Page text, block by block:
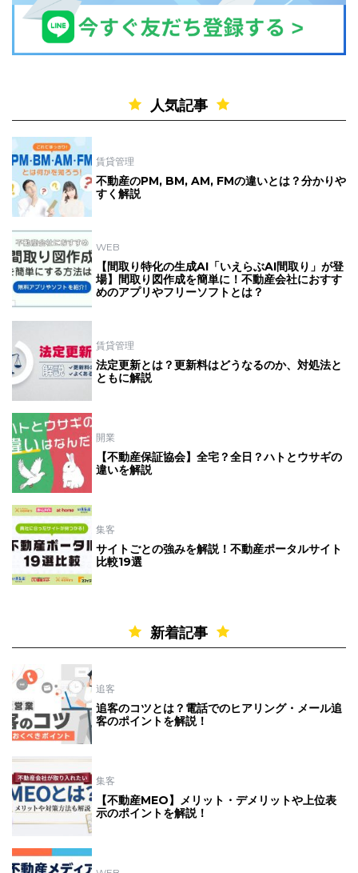
人気記事
賃貸管理
不動産のPM, BM, AM, FMの違いとは？分かりや
すく解説
WEB
【間取り特化の生成AI「いえらぶAI間取り」が登
場】間取り図作成を簡単に！不動産会社におすす
めのアプリやフリーソフトとは？
賃貸管理
法定更新とは？更新料はどうなるのか、対処法と
ともに解説
開業
【不動産保証協会】全宅？全日？ハトとウサギの
違いを解説
集客
サイトごとの強みを解説！不動産ポータルサイト
比較19選
新着記事
追客
追客のコツとは？電話でのヒアリング・メール追
客のポイントを解説！
集客
【不動産MEO】メリット・デメリットや上位表
示のポイントを解説！